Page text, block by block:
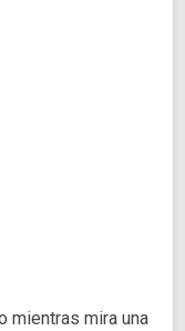
mientras mira una